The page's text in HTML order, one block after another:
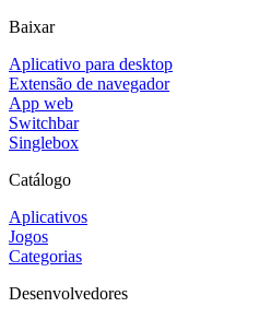
Baixar
Aplicativo para desktop
Extensão de navegador
App web
Switchbar
Singlebox
Catálogo
Aplicativos
Jogos
Categorias
Desenvolvedores